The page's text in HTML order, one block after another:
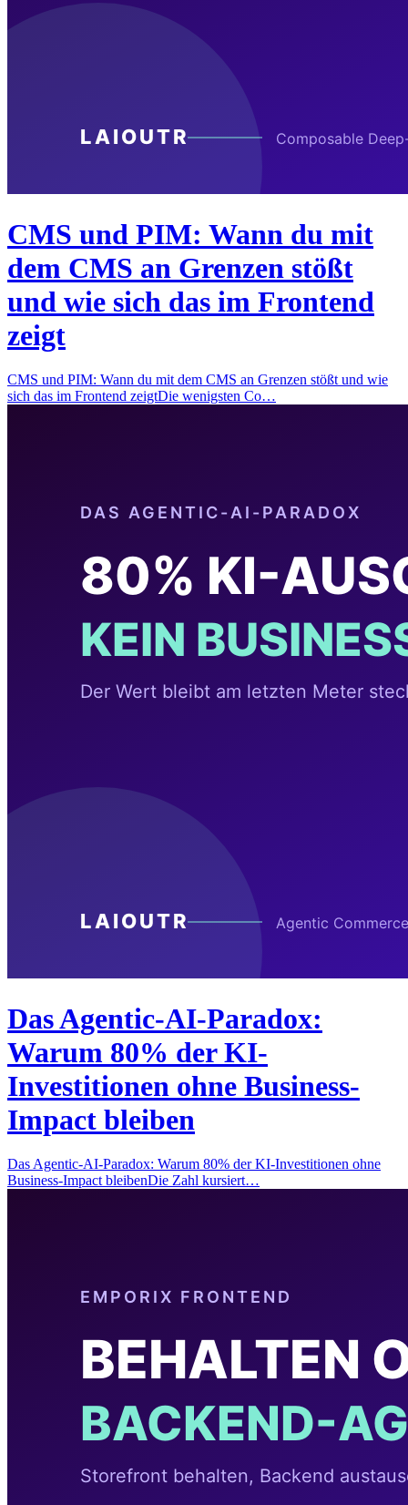
CMS und PIM: Wann du mit
dem CMS an Grenzen stößt
und wie sich das im Frontend
zeigt
CMS und PIM: Wann du mit dem CMS an Grenzen stößt und wie
sich das im Frontend zeigtDie wenigsten Co…
Das Agentic-AI-Paradox:
Warum 80% der KI-
Investitionen ohne Business-
Impact bleiben
Das Agentic-AI-Paradox: Warum 80% der KI-Investitionen ohne
Business-Impact bleibenDie Zahl kursiert…